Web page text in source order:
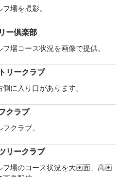
場を撮影。
ー倶楽部
フ場コース状況を画像で提供。
リークラブ
に入り口があります。
クラブ
クラブ。
リークラブ
フ場のコース状況を大画面、高画